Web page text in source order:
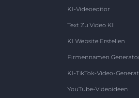
KI-Videoeditor
Text Zu Video KI
KI Website Erstellen
Firmennamen
KI-TikTok-Video-
YouTube-Videoideen